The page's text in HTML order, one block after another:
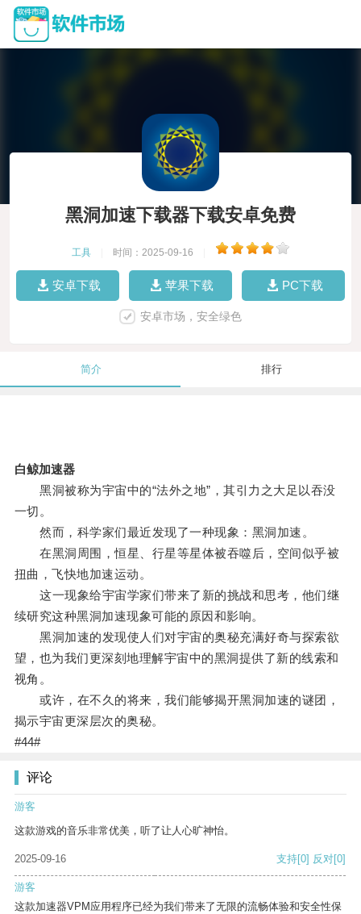
黑洞加速下载器下载安卓免费
工具 时间：2025-09-16
安卓下载 苹果下载 PC下载
安卓市场，安全绿色
简介 排行
白鲸加速器
黑洞被称为宇宙中的“法外之地”，其引力之大足以吞没
一切。
然而，科学家们最近发现了一种现象：黑洞加速。
在黑洞周围，恒星、行星等星体被吞噬后，空间似乎被
扭曲，飞快地加速运动。
这一现象给宇宙学家们带来了新的挑战和思考，他们继
续研究这种黑洞加速现象可能的原因和影响。
黑洞加速的发现使人们对宇宙的奥秘充满好奇与探索欲
望，也为我们更深刻地理解宇宙中的黑洞提供了新的线索和
视角。
或许，在不久的将来，我们能够揭开黑洞加速的谜团，
揭示宇宙更深层次的奥秘。
#44#
评论
游客
这款游戏的音乐非常优美，听了让人心旷神怡。
2025-09-16 支持[0] 反对[0]
游客
这款加速器VPM应用程序已经为我们带来了无限的流畅体验和安全性保